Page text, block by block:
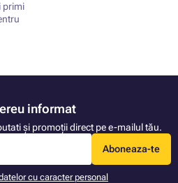
primi
informat
și promoții direct pe e-mailul tău.
Aboneaza-te
cu caracter personal